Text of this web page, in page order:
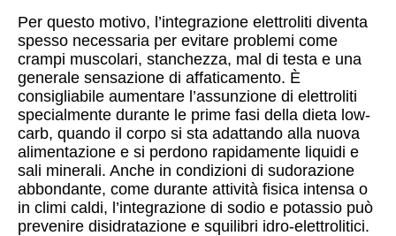
Per questo motivo, l’integrazione elettroliti diventa
spesso necessaria per evitare problemi come
crampi muscolari, stanchezza, mal di testa e una
generale sensazione di affaticamento. È
consigliabile aumentare l’assunzione di elettroliti
specialmente durante le prime fasi della dieta low-
carb, quando il corpo si sta adattando alla nuova
alimentazione e si perdono rapidamente liquidi e
sali minerali. Anche in condizioni di sudorazione
abbondante, come durante attività fisica intensa o
in climi caldi, l’integrazione di sodio e potassio può
prevenire disidratazione e squilibri idro-elettrolitici.